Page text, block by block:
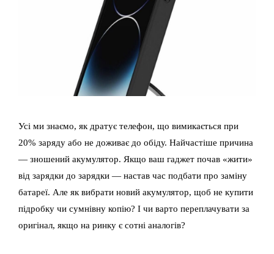
Усі ми знаємо, як дратує телефон, що вимикається при
20% заряду або не доживає до обіду. Найчастіше причина
— зношений акумулятор. Якщо ваш гаджет почав «жити»
від зарядки до зарядки — настав час подбати про заміну
батареї. Але як вибрати новий акумулятор, щоб не купити
підробку чи сумнівну копію? І чи варто переплачувати за
оригінал, якщо на ринку є сотні аналогів?